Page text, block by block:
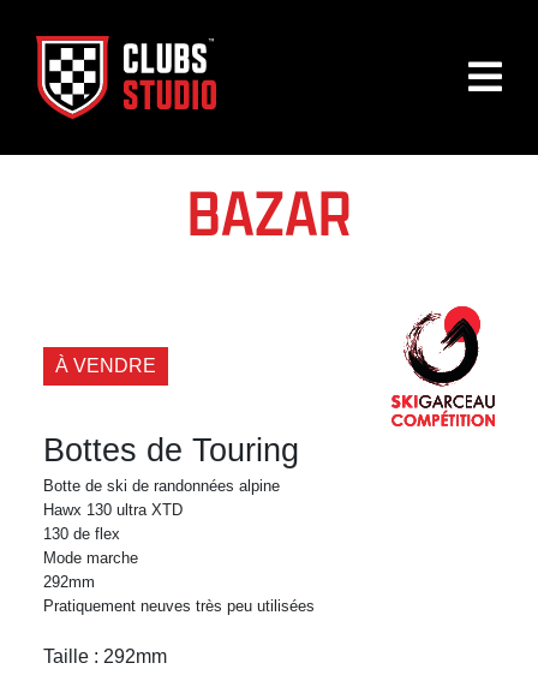
BAZAR
À VENDRE
Bottes de Touring
Botte de ski de randonnées alpine
Hawx 130 ultra XTD
130 de flex
Mode marche
292mm
Pratiquement neuves très peu utilisées
Taille : 292mm